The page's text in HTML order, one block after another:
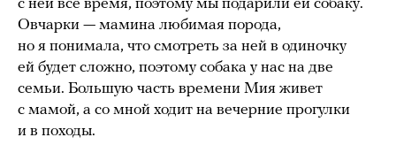
с ней все время, поэтому мы подарили ей собаку.
Овчарки — мамина любимая порода,
но я понимала, что смотреть за ней в одиночку
ей будет сложно, поэтому собака у нас на две
семьи. Большую часть времени Мия живет
с мамой, а со мной ходит на вечерние прогулки
и в походы.